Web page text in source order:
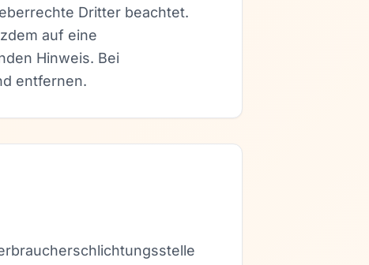
Dritter beachtet.
auf eine
Hinweis. Bei
entfernen.